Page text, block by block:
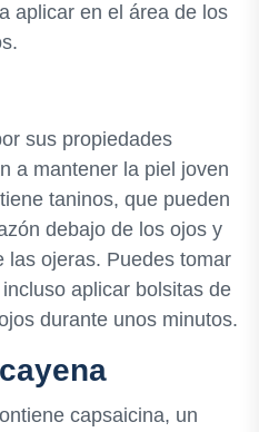
aplicar en el área de los
sus propiedades
a mantener la piel joven
taninos, que pueden
debajo de los ojos y
las ojeras. Puedes tomar
aplicar bolsitas de
durante unos minutos.
capsaicina, un